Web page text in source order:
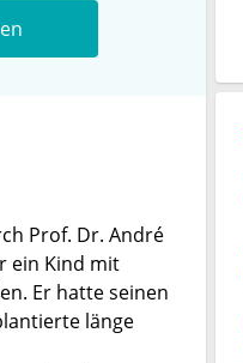
Prof. Dr. André
ein Kind mit
Er hatte seinen
länge